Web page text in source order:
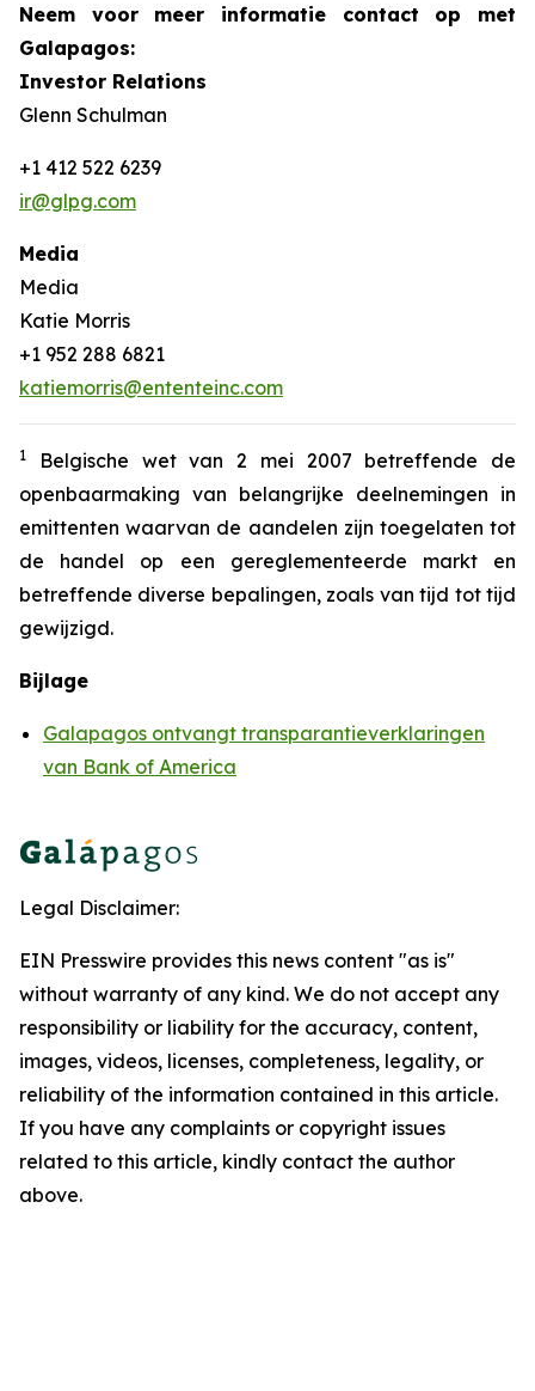
Neem voor meer informatie contact op met
Galapagos:
Investor Relations
Glenn Schulman
+1 412 522 6239
ir@glpg.com
Media
Media
Katie Morris
+1 952 288 6821
katiemorris@ententeinc.com
1
Belgische wet van 2 mei 2007 betreffende de
openbaarmaking van belangrijke deelnemingen in
emittenten waarvan de aandelen zijn toegelaten tot
de handel op een gereglementeerde markt en
betreffende diverse bepalingen, zoals van tijd tot tijd
gewijzigd.
Bijlage
Galapagos ontvangt transparantieverklaringen
van Bank of America
Legal Disclaimer:
EIN Presswire provides this news content "as is"
without warranty of any kind. We do not accept any
responsibility or liability for the accuracy, content,
images, videos, licenses, completeness, legality, or
reliability of the information contained in this article.
If you have any complaints or copyright issues
related to this article, kindly contact the author
above.